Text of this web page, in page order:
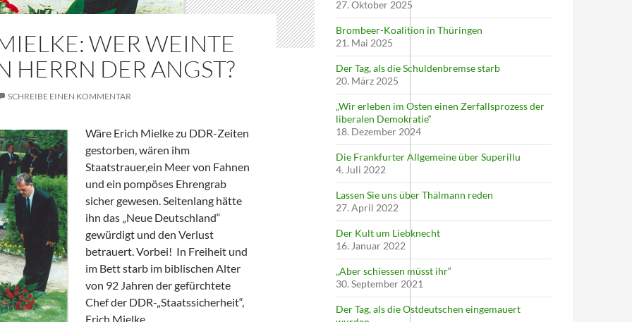
WER WEINTE
HERRN DER ANGST?
SCHREIBE EINEN KOMMENTAR
Wäre Erich Mielke zu DDR-Zeiten
gestorben, wären ihm
Staatstrauer,ein Meer von Fahnen
und ein pompöses Ehrengrab
sicher gewesen. Seitenlang hätte
ihn das „Neue Deutschland“
gewürdigt und den Verlust
betrauert. Vorbei! In Freiheit und
im Bett starb im biblischen Alter
von 92 Jahren der gefürchtete
Chef der DDR-„Staatssicherheit“,
Erich Mielke
27. Oktober 2025
Brombeer-Koalition in Thüringen
21. Mai 2025
Der Tag, als die Schuldenbremse starb
20. März 2025
„Wir erleben im Osten einen Zerfallsprozess der
liberalen Demokratie“
18. Dezember 2024
Die Frankfurter Allgemeine über Superillu
4. Juli 2022
Lassen Sie uns über Thälmann reden
27. April 2022
Der Kult um Liebknecht
16. Januar 2022
„Aber schiessen müsst ihr“
30. September 2021
Der Tag, als die Ostdeutschen eingemauert